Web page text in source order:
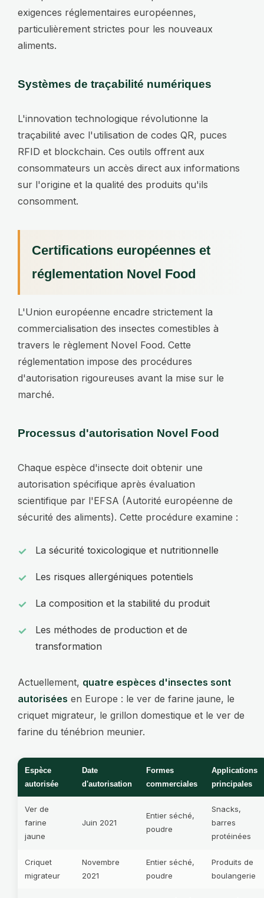
exigences réglementaires européennes,
particulièrement strictes pour les nouveaux
aliments.
Systèmes de traçabilité numériques
L'innovation technologique révolutionne la
traçabilité avec l'utilisation de codes QR, puces
RFID et blockchain. Ces outils offrent aux
consommateurs un accès direct aux informations
sur l'origine et la qualité des produits qu'ils
consomment.
Certifications européennes et
réglementation Novel Food
L'Union européenne encadre strictement la
commercialisation des insectes comestibles à
travers le règlement Novel Food. Cette
réglementation impose des procédures
d'autorisation rigoureuses avant la mise sur le
marché.
Processus d'autorisation Novel Food
Chaque espèce d'insecte doit obtenir une
autorisation spécifique après évaluation
scientifique par l'EFSA (Autorité européenne de
sécurité des aliments). Cette procédure examine :
La sécurité toxicologique et nutritionnelle
Les risques allergéniques potentiels
La composition et la stabilité du produit
Les méthodes de production et de
transformation
Actuellement, quatre espèces d'insectes sont
autorisées en Europe : le ver de farine jaune, le
criquet migrateur, le grillon domestique et le ver de
farine du ténébrion meunier.
Espèce
autorisée
Date
d'autorisation
Formes
commerciales
Applications
principales
Ver de
farine
jaune
Juin 2021
Entier séché,
poudre
Snacks,
barres
protéinées
Criquet
migrateur
Novembre
2021
Entier séché,
poudre
Produits de
boulangerie